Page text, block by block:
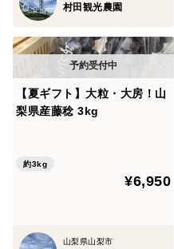
村田観光農園
【夏ギフト】大粒・大房！山
梨県産藤稔 3kg
約3kg
¥6,950
山梨県山梨市